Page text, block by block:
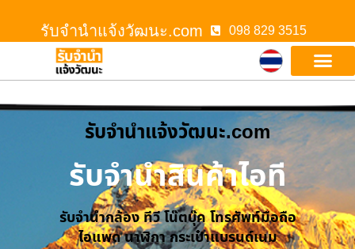
รับจํานําแจ้งวัฒนะ.com 098 829 3515
รับจํานําแจ้งวัฒนะ.com
รับจำนำสินค้าไอที
รับจำนำกล้อง ทีวี โน๊ตบุ๊ค โทรศัพท์มือถือ
ไอแพด นาฬิกา กระเป๋าแบรนด์เนม